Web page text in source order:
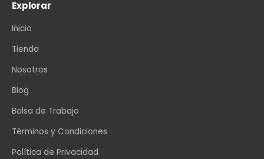
Explorar
Inicio
Tienda
Nosotros
Blog
Bolsa de Trabajo
Términos y Condiciones
Política de Privacidad